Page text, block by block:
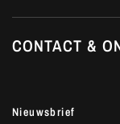
CONTACT &
Nieuwsbrief